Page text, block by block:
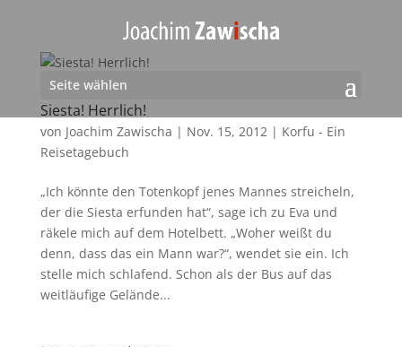
Seite wählen
Siesta! Herrlich!
von Joachim Zawischa | Nov. 15, 2012| Korfu - Ein
Reisetagebuch
„Ich könnte den Totenkopf jenes Mannes streicheln,
der die Siesta erfunden hat“, sage ich zu Eva und
räkele mich auf dem Hotelbett. „Woher weißt du
denn, dass das ein Mann war?“, wendet sie ein. Ich
stelle mich schlafend. Schon als der Bus auf das
weitläufige Gelände...